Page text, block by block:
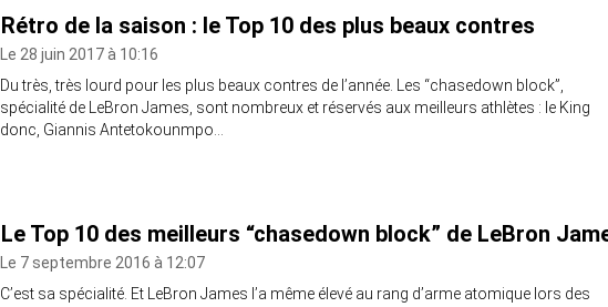
Rétro de la saison : le Top 10 des plus beaux contres
Le 28 juin 2017 à 10:16
Du très, très lourd pour les plus beaux contres de l’année. Les “chasedown block”,
spécialité de LeBron James, sont nombreux et réservés aux meilleurs athlètes : le King
donc, Giannis Antetokounmpo…
Le Top 10 des meilleurs “chasedown block” de LeBron
Le 7 septembre 2016 à 12:07
C’est sa spécialité. Et LeBron James l’a même élevé au rang d’arme atomique lors des